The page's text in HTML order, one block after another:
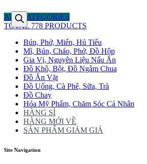
ALL CATEGORIES
TOTAL 778 PRODUCTS
Bún, Phở, Miến, Hủ Tiếu
Mì, Bún, Cháo, Phở, Đồ Hộp
Gia Vị, Nguyên Liệu Nấu Ăn
Đồ Khô, Bột, Đồ Ngâm Chua
Đồ Ăn Vặt
Đồ Uống, Cà Phê, Sữa, Trà
Đồ Chay
Hóa Mỹ Phẩm, Chăm Sóc Cá Nhân
HÀNG SỈ
HÀNG MỚI VỀ
SẢN PHẨM GIẢM GIÁ
Site Navigation